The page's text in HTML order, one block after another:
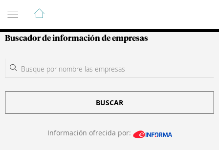
Guía de Empresas Colombianas
Buscador de información de empresas
BUSCAR
Información ofrecida por: